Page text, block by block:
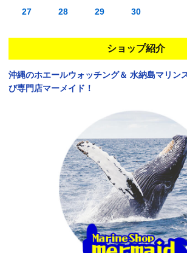
27 28 29 30
ショップ紹介
沖縄のホエールウォッチング＆ 水納島マリン
び専門店マーメイド！